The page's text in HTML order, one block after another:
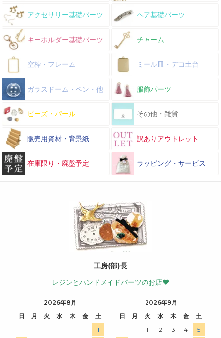
アクセサリー基礎パーツ ヘア基礎パーツ
キーホルダー基礎パーツ チャーム
空枠・フレーム ミール皿・デコ土台
ガラスドーム・ペン・他 服飾パーツ
ビーズ・パール その他・雑貨
販売用資材・背景紙 訳ありアウトレット
在庫限り・廃盤予定 ラッピング・サービス
工房(部)長
レジンとハンドメイドパーツのお店♥
2026年8月
日
月 火 水 木 金
土
1
2026年9月
日
月 火 水 木 金
土
1
2 3 4
5